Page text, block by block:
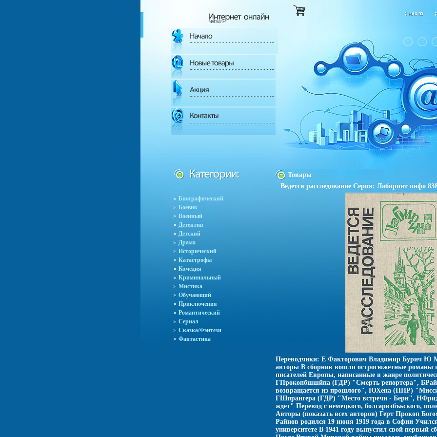
Биографический
Боевик
Военный
Детектив
Детский
Драма
Исторический
Катастрофы
Комедия
Криминальный
Мистика
Обучающий
Приключения
Романтический
Сериал
Сказка/Фэнтези
Фантастика
Товары
Ведется расследование Серия: Лабиринт инфо
Переводчики: Е Факторович Владимир Бурич Ю
авторы В сборник вошли остросюжетные романы
писателей Европы, написанные в жанре
ГПрокопбшшйпа (ГДР) "Смерть репортера",
возвращается из прошлого", ЮХена (ПНР)
ГШпрангера (ГДР) "Место встречи - Берн",
ждет" Перевод с немецкого, болгарвзбъьского,
Авторы (показать всех авторов) Герт Прокоп
Райнов родился 19 июня 1919 года в Софии
университете В 1941 году выпустил свой первый